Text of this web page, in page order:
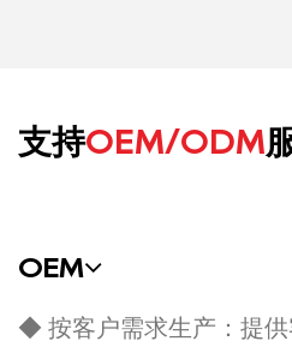
支持OEM/ODM
OEM
◆ 按客户需求生产：提